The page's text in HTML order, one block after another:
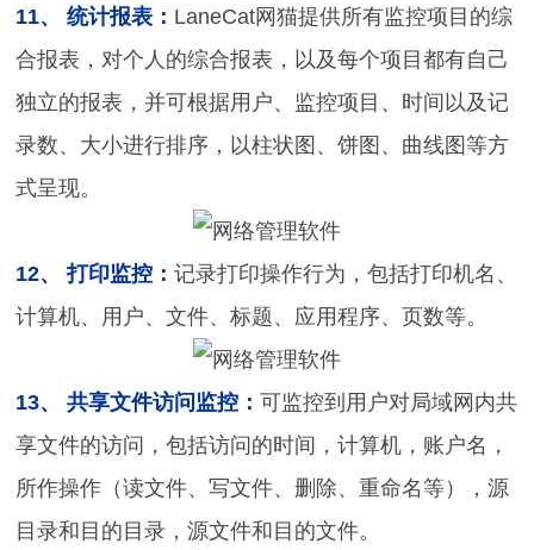
11、 统计报表： LaneCat网猫提供所有监控项目的综
合报表，对个人的综合报表，以及每个项目都有自己
独立的报表，并可根据用户、监控项目、时间以及记
录数、大小进行排序，以柱状图、饼图、曲线图等方
式呈现。
12、 打印监控：记录打印操作行为，包括打印机名、
计算机、用户、文件、标题、应用程序、页数等。
13、 共享文件访问监控：可监控到用户对局域网内共
享文件的访问，包括访问的时间，计算机，账户名，
所作操作（读文件、写文件、删除、重命名等），源
目录和目的目录，源文件和目的文件。